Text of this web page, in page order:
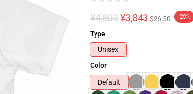
¥4,803 ¥3,843 $26.50 -20%
Type
Unisex
Color
Default